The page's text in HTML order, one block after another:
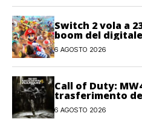
Switch 2 vola a
boom del
6 AGOSTO 2026
Call of Duty:
trasferimento
Warzone e Black
6 AGOSTO 2026